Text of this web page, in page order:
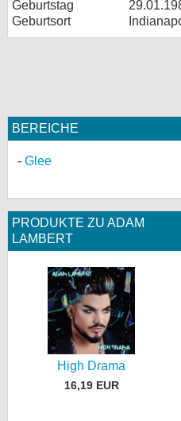
Geburtstag
Geburtsort
BEREICHE
Glee
PRODUKTE ZU ADAM
LAMBERT
High Drama
16,19 EUR